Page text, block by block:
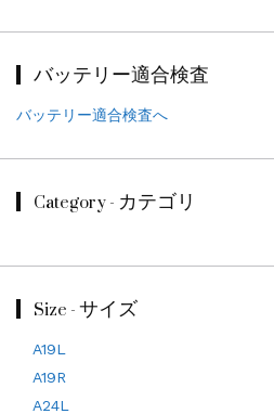
バッテリー適合検査
バッテリー適合検査へ
Category - カテゴリ
Size - サイズ
A19L
A19R
A24L